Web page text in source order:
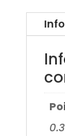
3
portes